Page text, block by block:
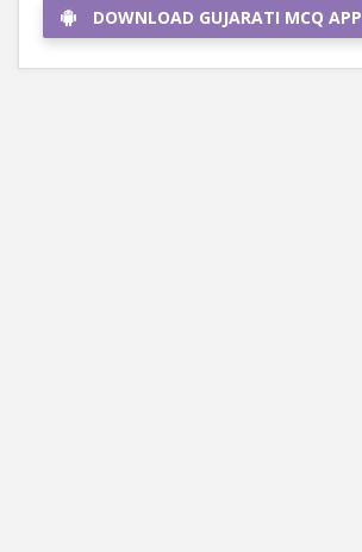
DOWNLOAD GUJARATI MCQ APP